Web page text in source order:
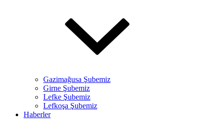
Gazimağusa Şubemiz
Girne Şubemiz
Lefke Şubemiz
Lefkoşa Şubemiz
Haberler